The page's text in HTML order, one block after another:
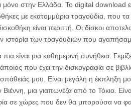
μόνο στην Ελλάδα. Το digital download
με εκατομμύρια τραγούδια, που
είναι περιττή. Οι δίσκοι
ιστορία των τραγουδιών που
είναι μια καθημερινή συνήθεια.
που έχει την δισκογραφία σε
μου. Είναι μεγάλη η έκπληξη
μια γιαπωνέζα από το Τόκιο.
σε χώρες που δεν θα μπορούσα να